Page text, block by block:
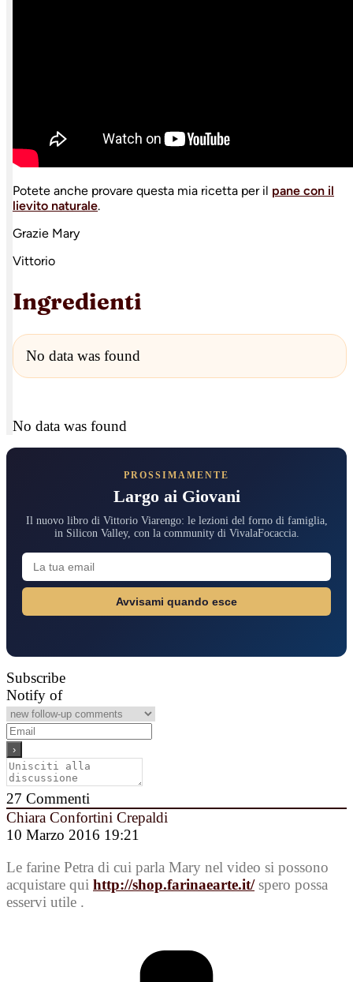
Potete anche provare questa mia ricetta per il pane con il
lievito naturale.
Grazie Mary
Vittorio
Ingredienti
No data was found
No data was found
PROSSIMAMENTE
Largo ai Giovani
Il nuovo libro di Vittorio Viarengo: le lezioni del forno di famiglia,
in Silicon Valley, con la community di VivalaFocaccia.
Avvisami quando esce
Subscribe
Notify of
27 Commenti
Chiara Confortini Crepaldi
10 Marzo 2016 19:21
Le farine Petra di cui parla Mary nel video si possono
acquistare qui http://shop.farinaearte.it/spero possa
esservi utile .